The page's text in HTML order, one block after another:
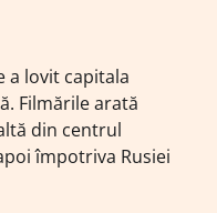
a lovit capitala
Filmările arată
din centrul
împotriva Rusiei